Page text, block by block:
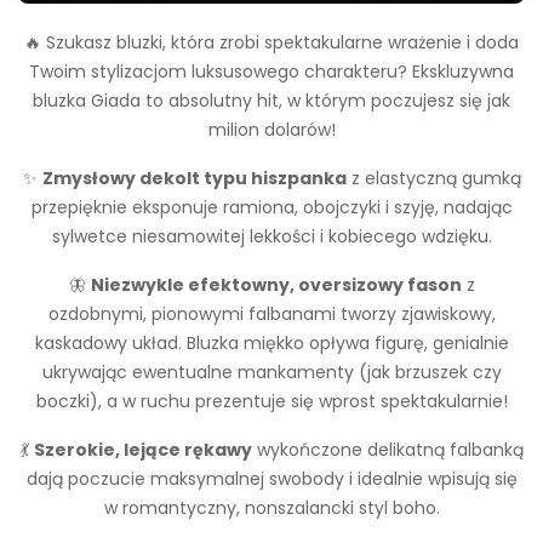
🔥 Szukasz bluzki, która zrobi spektakularne wrażenie i doda
Twoim stylizacjom luksusowego charakteru? Ekskluzywna
bluzka Giada to absolutny hit, w którym poczujesz się jak
milion dolarów!
✨ Zmysłowy dekolt typu hiszpankaz elastyczną gumką
przepięknie eksponuje ramiona, obojczyki i szyję, nadając
sylwetce niesamowitej lekkości i kobiecego wdzięku.
🦋 Niezwykle efektowny, oversizowy fason z
ozdobnymi, pionowymi falbanami tworzy zjawiskowy,
kaskadowy układ. Bluzka miękko opływa figurę, genialnie
ukrywając ewentualne mankamenty (jak brzuszek czy
boczki), a w ruchu prezentuje się wprost spektakularnie!
💃 Szerokie, lejące rękawywykończone delikatną falbanką
dają poczucie maksymalnej swobody i idealnie wpisują się
w romantyczny, nonszalancki styl boho.